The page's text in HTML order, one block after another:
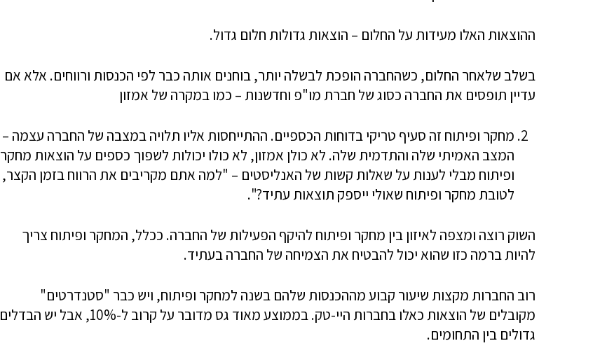
ההוצאות האלו מעידות על החלום – הוצאות גדולות חלום גדול.
בשלב שלאחר החלום, כשהחברה הופכת לבשלה יותר, בוחנים אותה כבר לפי הכנסות ורווחים. אלא אם
עדיין תופסים את החברה כסוג של חברת מו"פ וחדשנות – כמו במקרה של אמזון
מחקר ופיתוח זה סעיף טריקי בדוחות הכספיים. ההתייחסות אליו תלויה במצבה של החברה עצמה –
המצב האמיתי שלה והתדמית שלה. לא כולן אמזון, לא כולו יכולות לשפוך כספים על הוצאות מחקר
ופיתוח מבלי לענות על שאלות קשות של האנליסטים – "למה אתם מקריבים את הרווח בזמן הקצר,
לטובת מחקר ופיתוח שאולי ייספק תוצאות עתיד?".
השוק רוצה ומצפה לאיזון בין מחקר ופיתוח להיקף הפעילות של החברה. ככלל, המחקר ופיתוח צריך
להיות ברמה כזו שהוא יכול להבטיח את הצמיחה של החברה בעתיד.
רוב החברות מקצות שיעור קבוע מההכנסות שלהם בשנה למחקר ופיתוח, ויש כבר "סטנדרטים"
מקובלים של הוצאות כאלו בחברות היי-טק. בממוצע מאוד גס מדובר על קרוב ל-10%, אבל יש הבדלים
גדולים בין התחומים.